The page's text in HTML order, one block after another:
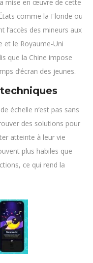
mise en œuvre de cette
comme la Floride ou
l’accès des mineurs aux
et le Royaume-Uni
que la Chine impose
d’écran des jeunes.
échelle n’est pas sans
des solutions pour
atteinte à leur vie
plus habiles que
ce qui rend la